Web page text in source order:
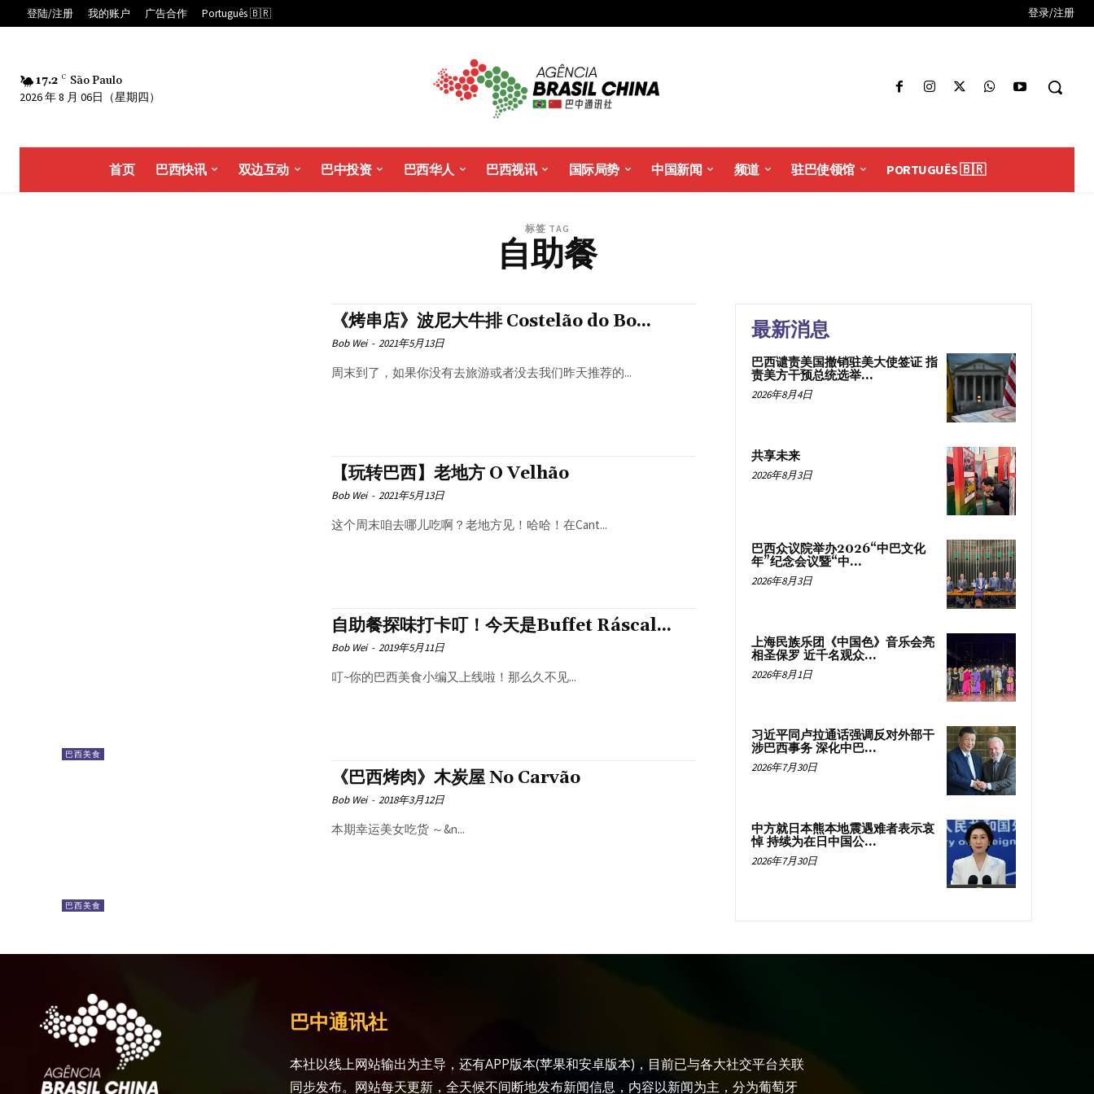
登陆/注册 我的账户 广告合作 Português 🇧🇷 登录/注册
17.2 C São Paulo
2026 年 8 月 06日（星期四）
首页 巴西快讯 双边互动 巴中投资 巴西华人 巴西视讯 国际局势 中国新闻 频道 驻巴使领馆 PORTUGUÊS 🇧🇷
标签 TAG
自助餐
《烤串店》波尼大牛排 Costelão do Bo...
Bob Wei - 2021年5月13日
周末到了，如果你没有去旅游或者没去我们昨天推荐的...
【玩转巴西】老地方 O Velhão
Bob Wei - 2021年5月13日
这个周末咱去哪儿吃啊？老地方见！哈哈！在Cant...
巴西美食
自助餐探味打卡叮！今天是Buffet Ráscal...
Bob Wei - 2019年5月11日
叮~你的巴西美食小编又上线啦！那么久不见...
巴西美食
《巴西烤肉》木炭屋 No Carvão
Bob Wei - 2018年3月12日
本期幸运美女吃货 ～&n...
最新消息
巴西谴责美国撤销驻美大使签证 指
责美方干预总统选举...
2026年8月4日
共享未来
2026年8月3日
巴西众议院举办2026“中巴文化
年”纪念会议暨“中...
2026年8月3日
上海民族乐团《中国色》音乐会亮
相圣保罗 近千名观众...
2026年8月1日
习近平同卢拉通话强调反对外部干
涉巴西事务 深化中巴...
2026年7月30日
中方就日本熊本地震遇难者表示哀
悼 持续为在日中国公...
2026年7月30日
巴中通讯社
本社以线上网站输出为主导，还有APP版本(苹果和安卓版本)，目前已与各大社交平台关联
同步发布。网站每天更新，全天候不间断地发布新闻信息，内容以新闻为主，分为葡萄牙